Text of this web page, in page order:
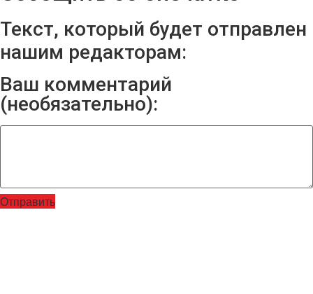
Текст, который будет отправлен
нашим редакторам:
Ваш комментарий
(необязательно):
Отправить